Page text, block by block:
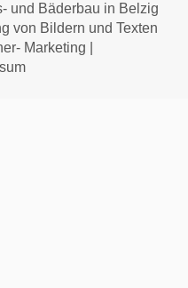
und Bäderbau in Belzig
von Bildern und Texten
Marketing |